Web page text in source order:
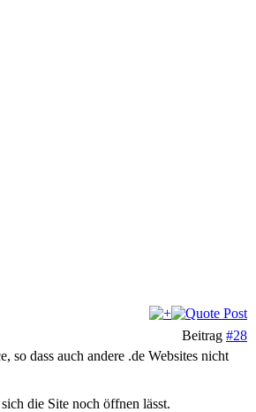
Beitrag #28
so dass auch andere .de Websites nicht
die Site noch öffnen lässt.